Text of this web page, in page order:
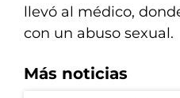
llevó al médico,
con un abuso sexual.
Más noticias